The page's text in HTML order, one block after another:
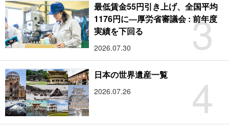
3
最低賃金55円引き上げ、全国平均
1176円に―厚労省審議会 : 前年度
実績を下回る
2026.07.30
4
日本の世界遺産一覧
2026.07.26